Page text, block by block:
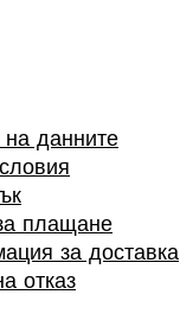
данните
плащане
за доставка
отказ